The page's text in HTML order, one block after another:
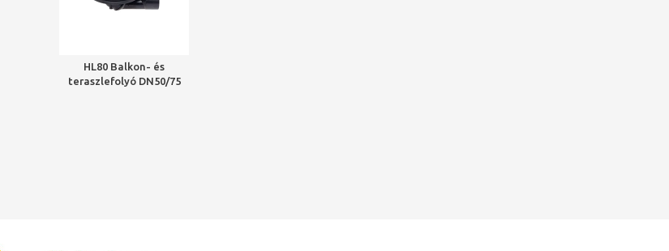
HL80 Balkon- és
teraszlefolyó DN50/75